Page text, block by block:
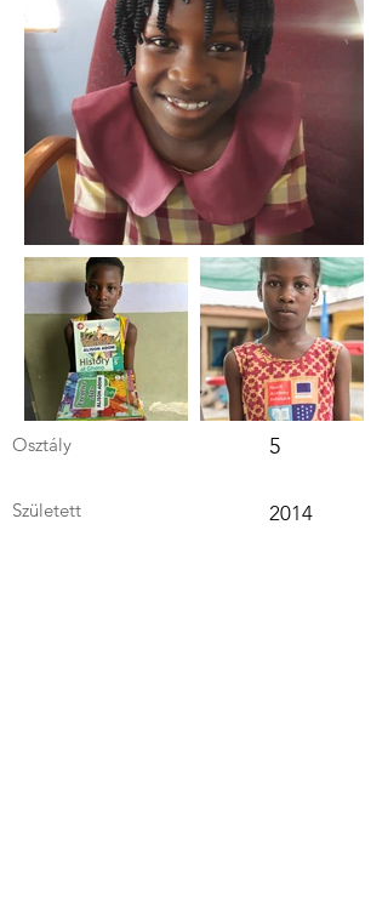
Osztály 5
Született 2014